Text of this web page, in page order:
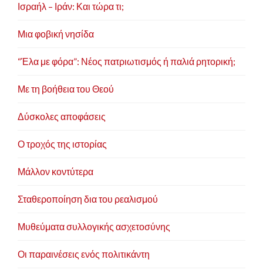
Ισραήλ – Ιράν: Και τώρα τι;
Μια φοβική νησίδα
“Έλα με φόρα”: Νέος πατριωτισμός ή παλιά ρητορική;
Με τη βοήθεια του Θεού
Δύσκολες αποφάσεις
Ο τροχός της ιστορίας
Μάλλον κοντύτερα
Σταθεροποίηση δια του ρεαλισμού
Μυθεύματα συλλογικής ασχετοσύνης
Οι παραινέσεις ενός πολιτικάντη